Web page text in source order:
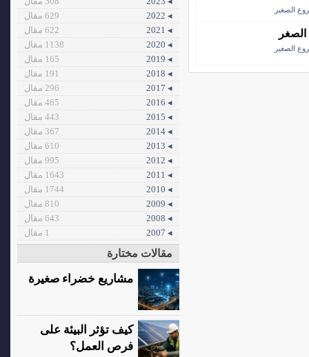
الصغير
الصغير
◂ 2022
629 مقال
◂ 2021
622 مقال
◂ 2020
1138 مقال
◂ 2019
165 مقال
◂ 2018
191 مقال
◂ 2017
296 مقال
◂ 2016
465 مقال
◂ 2015
443 مقال
◂ 2014
367 مقال
◂ 2013
610 مقال
◂ 2012
995 مقال
◂ 2011
1643 مقال
◂ 2010
1744 مقال
◂ 2009
810 مقال
◂ 2008
643 مقال
◂ 2007
1 مقال
مقالات مختارة
مشاريع خضراء صغيرة
كيف تؤثر البيئة على
فرص العمل؟